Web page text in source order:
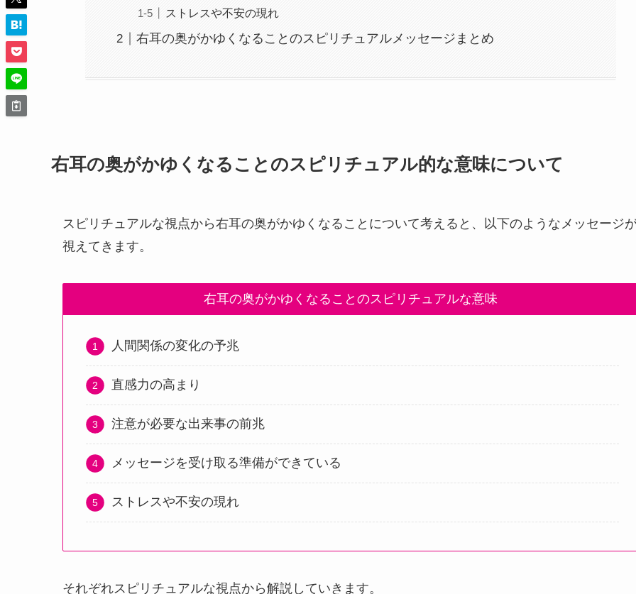
ストレスや不安の現れ
右耳の奥がかゆくなることのスピリチュアルメッセージまとめ
右耳の奥がかゆくなることのスピリチュアル的な意味について
スピリチュアルな視点から右耳の奥がかゆくなることについて考えると、以下のようなメッセージ
視えてきます。
右耳の奥がかゆくなることのスピリチュアルな意味
人間関係の変化の予兆
直感力の高まり
注意が必要な出来事の前兆
メッセージを受け取る準備ができている
ストレスや不安の現れ
それぞれスピリチュアルな視点から解説していきます。